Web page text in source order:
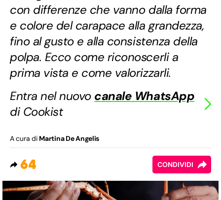
con differenze che vanno dalla forma
e colore del carapace alla grandezza,
fino al gusto e alla consistenza della
polpa. Ecco come riconoscerli a
prima vista e come valorizzarli.
Entra nel nuovo canale WhatsApp
di Cookist
A cura di Martina De Angelis
64 CONDIVIDI